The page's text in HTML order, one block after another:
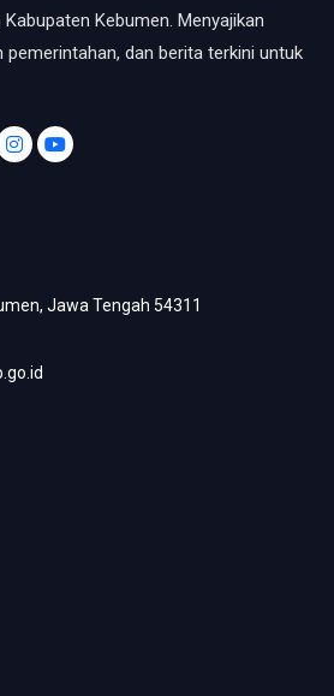
Kebumen. Menyajikan
pemerintahan, dan berita terkini untuk
Jawa Tengah 54311